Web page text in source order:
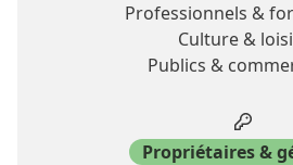
Professionnels &
Culture &
Publics &
Propriétaires &